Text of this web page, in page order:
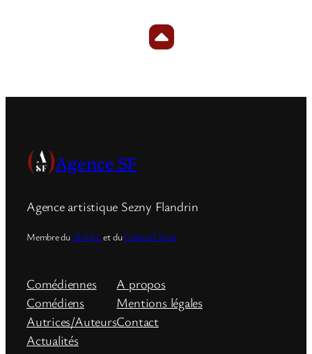
Agence SF
Agence artistique Sezny Flandrin
Membre du SFAALet duCollectif Acte
Comédiennes
Comédiens
Autrices/Auteurs
Actualités
A propos
Mentions légales
Contact